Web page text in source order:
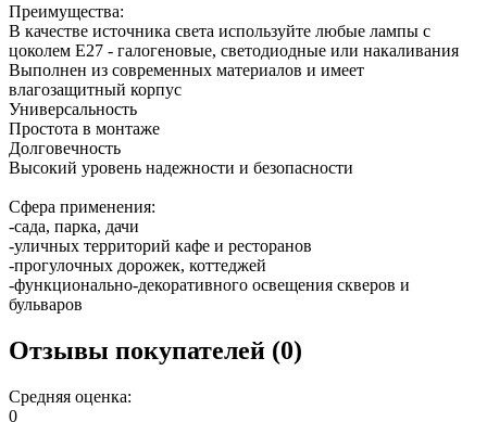
Преимущества:
В качестве источника света используйте любые лампы с
цоколем Е27 - галогеновые, светодиодные или накаливания
Выполнен из современных материалов и имеет
влагозащитный корпус
Универсальность
Простота в монтаже
Долговечность
Высокий уровень надежности и безопасности
Сфера применения:
-сада, парка, дачи
-уличных территорий кафе и ресторанов
-прогулочных дорожек, коттеджей
-функционально-декоративного освещения скверов и
бульваров
Отзывы покупателей (0)
Средняя оценка:
0